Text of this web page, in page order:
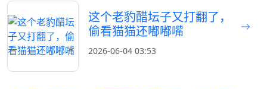
这个老豹醋坛子又打翻了，
偷看猫猫还嘟嘟嘴
2026-06-04 03:53